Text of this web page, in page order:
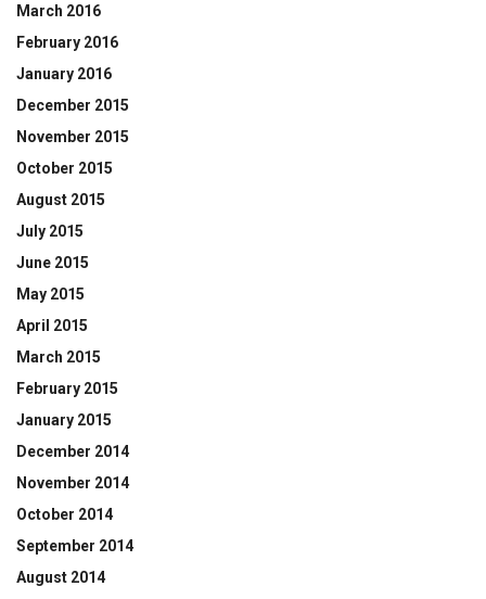
March 2016
February 2016
January 2016
December 2015
November 2015
October 2015
August 2015
July 2015
June 2015
May 2015
April 2015
March 2015
February 2015
January 2015
December 2014
November 2014
October 2014
September 2014
August 2014